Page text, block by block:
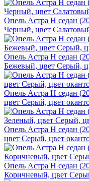
Опель Астра H седан
Черный, цвет
Опель Астра H седан
Бежевый, цвет Серый,
Опель Астра H седан
цвет Серый, цвет
Опель Астра H седан
цвет Серый, цвет
Опель Астра H седан
Коричневый, цвет